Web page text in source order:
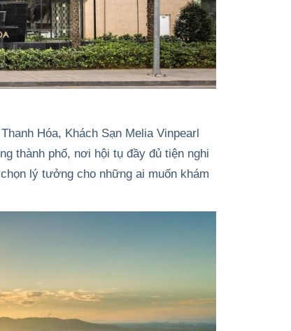
Hóa, Khách Sạn Melia Vinpearl
thành phố, nơi hội tụ đầy đủ tiện nghi
lý tưởng cho những ai muốn khám